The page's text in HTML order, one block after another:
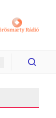
Rádió